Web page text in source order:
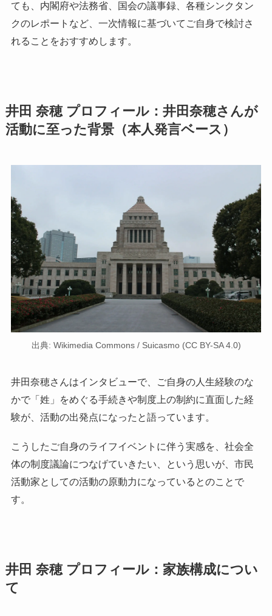
ても、内閣府や法務省、国会の議事録、各種シンクタン
クのレポートなど、一次情報に基づいてご自身で検討さ
れることをおすすめします。
井田 奈穂 プロフィール：井田奈穂さんが
活動に至った背景（本人発言ベース）
出典: Wikimedia Commons / Suicasmo (CC BY-SA 4.0)
井田奈穂さんはインタビューで、ご自身の人生経験のな
かで「姓」をめぐる手続きや制度上の制約に直面した経
験が、活動の出発点になったと語っています。
こうしたご自身のライフイベントに伴う実感を、社会全
体の制度議論につなげていきたい、という思いが、市民
活動家としての活動の原動力になっているとのことで
す。
井田 奈穂 プロフィール：家族構成につい
て